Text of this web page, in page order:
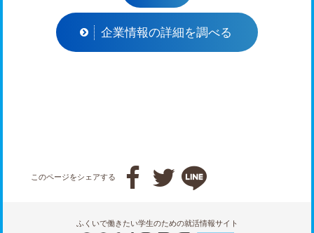
企業情報の詳細を調べる
このページをシェアする   
ふくいで働きたい学生のための就活情報サイト